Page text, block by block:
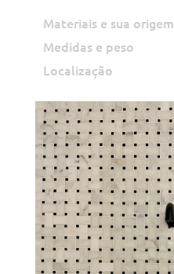
Materiais e sua origem
Medidas e peso
Localização